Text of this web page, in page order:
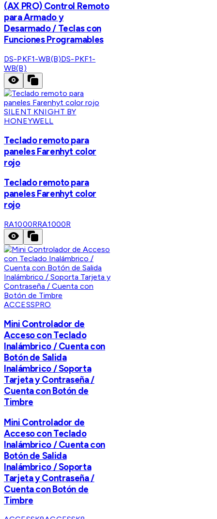
(AX PRO) Control Remoto
para Armado y
Desarmado / Teclas con
Funciones Programables
DS-PKF1-WB(B)DS-PKF1-
WB(B)
SILENT KNIGHT BY
HONEYWELL
Teclado remoto para
paneles Farenhyt color
rojo
Teclado remoto para
paneles Farenhyt color
rojo
RA1000RRA1000R
ACCESSPRO
Mini Controlador de
Acceso con Teclado
Inalámbrico / Cuenta con
Botón de Salida
Inalámbrico / Soporta
Tarjeta y Contraseña /
Cuenta con Botón de
Timbre
Mini Controlador de
Acceso con Teclado
Inalámbrico / Cuenta con
Botón de Salida
Inalámbrico / Soporta
Tarjeta y Contraseña /
Cuenta con Botón de
Timbre